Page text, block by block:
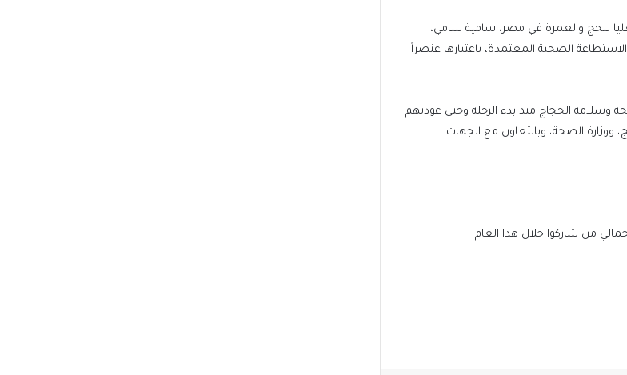
للحج والعمرة في مصر، سامية سامي،
الصحية المعتمدة، باعتبارها عنصراً
وسلامة الحجاج منذ بدء الرحلة وحتى عودتهم
ووزارة الصحة، وبالتعاون مع الجهات